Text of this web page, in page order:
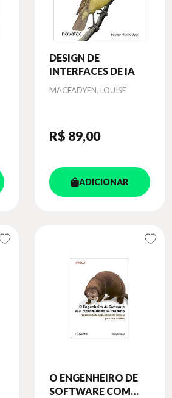
DESIGN DE
INTERFACES DE IA
Autor
MACFADYEN, LOUISE
R$ 89,00
ADICIONAR
O ENGENHEIRO DE
SOFTWARE COM